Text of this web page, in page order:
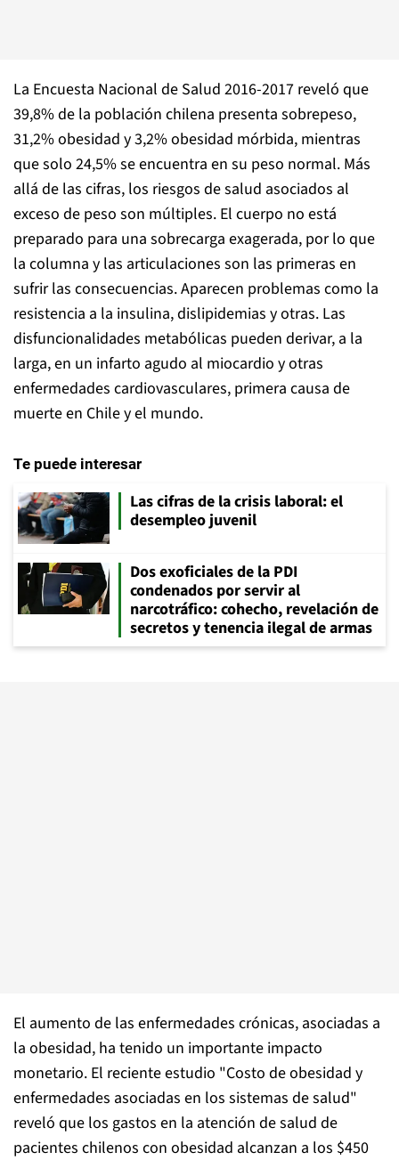
La Encuesta Nacional de Salud 2016-2017 reveló que
39,8% de la población chilena presenta sobrepeso,
31,2% obesidad y 3,2% obesidad mórbida, mientras
que solo 24,5% se encuentra en su peso normal. Más
allá de las cifras, los riesgos de salud asociados al
exceso de peso son múltiples. El cuerpo no está
preparado para una sobrecarga exagerada, por lo que
la columna y las articulaciones son las primeras en
sufrir las consecuencias. Aparecen problemas como la
resistencia a la insulina, dislipidemias y otras. Las
disfuncionalidades metabólicas pueden derivar, a la
larga, en un infarto agudo al miocardio y otras
enfermedades cardiovasculares, primera causa de
muerte en Chile y el mundo.
Te puede interesar
Las cifras de la crisis laboral: el
desempleo juvenil
Dos exoficiales de la PDI
condenados por servir al
narcotráfico: cohecho, revelación de
secretos y tenencia ilegal de armas
El aumento de las enfermedades crónicas, asociadas a
la obesidad, ha tenido un importante impacto
monetario. El reciente estudio "Costo de obesidad y
enfermedades asociadas en los sistemas de salud"
reveló que los gastos en la atención de salud de
pacientes chilenos con obesidad alcanzan a los $450